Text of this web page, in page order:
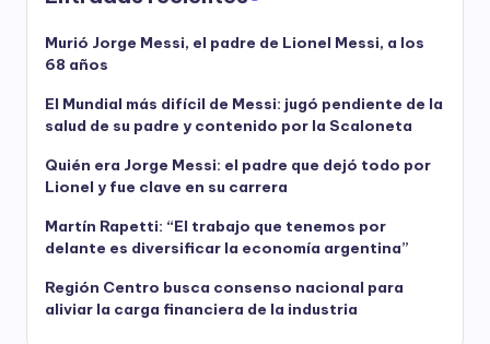
Murió Jorge Messi, el padre de Lionel Messi, a los
68 años
El Mundial más difícil de Messi: jugó pendiente de la
salud de su padre y contenido por la Scaloneta
Quién era Jorge Messi: el padre que dejó todo por
Lionel y fue clave en su carrera
Martín Rapetti: “El trabajo que tenemos por
delante es diversificar la economía argentina”
Región Centro busca consenso nacional para
aliviar la carga financiera de la industria